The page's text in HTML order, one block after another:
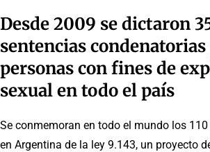
Desde 2009 se dictaron
sentencias
personas con fines de
sexual en todo el país
Se conmemoran en todo el mundo los
en Argentina de la ley 9.143, un proyecto